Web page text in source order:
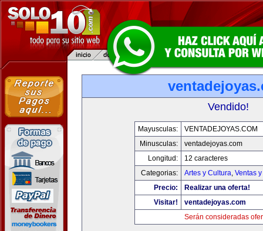
Vendido!
Mayusculas:
VENTADEJOYAS.COM
Minusculas:
ventadejoyas.com
Longitud:
12 caracteres
Categorias:
Artes y Cultura, Ventas
Precio:
Realizar una oferta!
Visitar!
ventadejoyas.com
Serán consideradas